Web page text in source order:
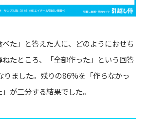
べた」と答えた人に、どのようにおせち
たところ、「全部作った」という回答
りました。残りの86%を「作らなかっ
が二分する結果でした。